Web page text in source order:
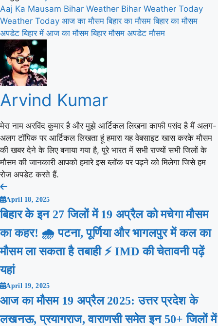
Aaj Ka Mausam Bihar Weather Bihar Weather Today
Weather Today आज का मौसम बिहार का मौसम बिहार का मौसम
अपडेट बिहार में आज का मौसम बिहार मौसम अपडेट मौसम
Arvind Kumar
मेरा नाम अरविंद कुमार है और मुझे आर्टिकल लिखना काफी पसंद है मैं अलग-
अलग टॉपिक पर आर्टिकल लिखता हूं हमारा यह वेबसाइट खास करके मौसम
की खबर देने के लिए बनाया गया है, पूरे भारत में सभी राज्यों सभी जिलों के
मौसम की जानकारी आपको हमारे इस ब्लॉक पर पढ़ने को मिलेगा जिसे हम
रोज अपडेट करते हैं.
Post
navigation
April 18, 2025
बिहार के इन 27 जिलों में 19 अप्रैल को मचेगा मौसम
का कहर! 🌧️ पटना, पूर्णिया और भागलपुर में कल का
मौसम ला सकता है तबाही ⚡ IMD की चेतावनी पढ़ें
यहां
April 19, 2025
आज का मौसम 19 अप्रैल 2025: उत्तर प्रदेश के
लखनऊ, प्रयागराज, वाराणसी समेत इन 50+ जिलों में